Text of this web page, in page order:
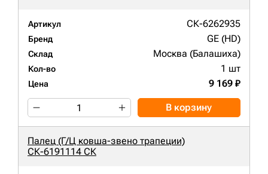
Артикул СК-6262935
Бренд GE (HD)
Склад Москва (Балашиха)
Кол-во 1 шт
Цена 9 169 ₽
В корзину
Палец (Г/Ц ковша-звено трапеции)
СК-6191114 СК